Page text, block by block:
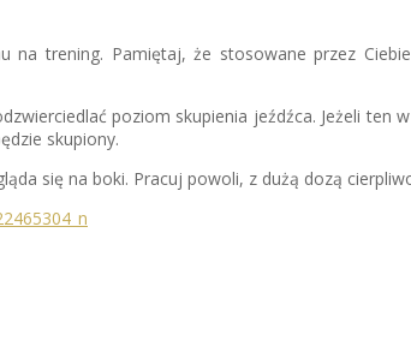
na trening. Pamiętaj, że stosowane przez
poziom skupienia jeźdźca. Jeżeli
skupiony.
się na boki. Pracuj powoli, z dużą dozą